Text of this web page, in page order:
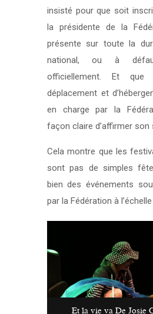
insisté pour que soit
la présidente de la
présente sur toute la
national, ou à
officiellement. Et
déplacement et
en charge par la
façon claire d’affirmer son
Cela montre que les
sont pas de simples
bien des événements
par la Fédération à
Et la vie va De Josie